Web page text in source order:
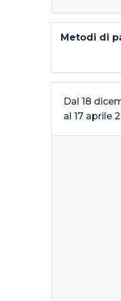
Metodi di
Dal 18
al 17 aprile